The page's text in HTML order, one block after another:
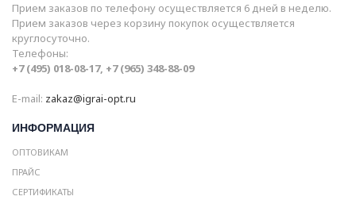
Прием заказов по телефону осуществляется 6 дней в неделю.
Прием заказов через корзину покупок осуществляется
круглосуточно.
Телефоны:
+7 (495) 018-08-17, +7 (965) 348-88-09
E-mail: zakaz@igrai-opt.ru
ИНФОРМАЦИЯ
ОПТОВИКАМ
ПРАЙС
СЕРТИФИКАТЫ